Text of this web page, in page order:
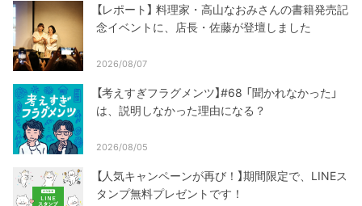
【レポート】 料理家・高山なおみさんの書籍発売記
念イベントに、店長・佐藤が登壇しました
2026/08/07
【考えすぎフラグメンツ】#68 「聞かれなかった」
は、説明しなかった理由になる？
2026/08/05
【人気キャンペーンが再び！】期間限定で、LINEス
タンプ無料プレゼントです！